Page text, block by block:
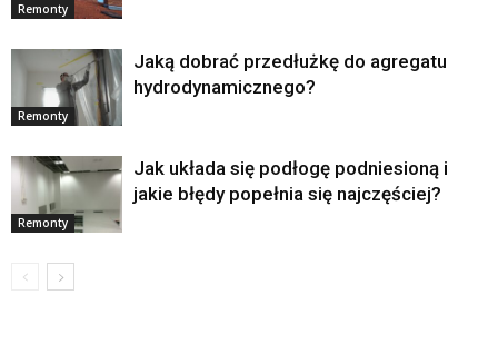
Remonty
Remonty
Jaką dobrać przedłużkę do agregatu
hydrodynamicznego?
Remonty
Jak układa się podłogę podniesioną i
jakie błędy popełnia się najczęściej?